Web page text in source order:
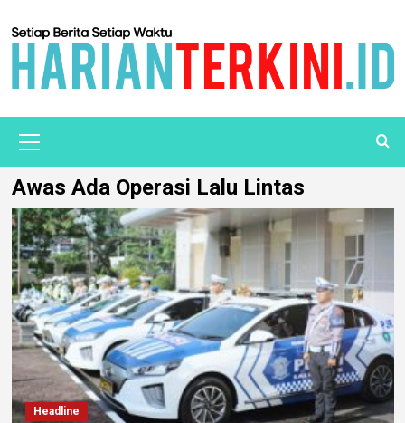
Awas Ada Operasi Lalu Lintas
Headline